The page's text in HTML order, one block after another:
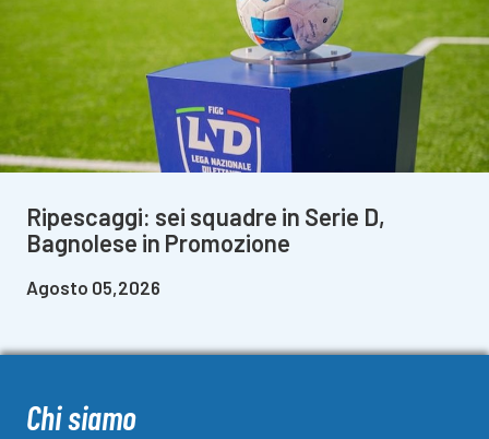
Ripescaggi: sei squadre in Serie D,
Bagnolese in Promozione
Agosto 05,2026
Chi siamo